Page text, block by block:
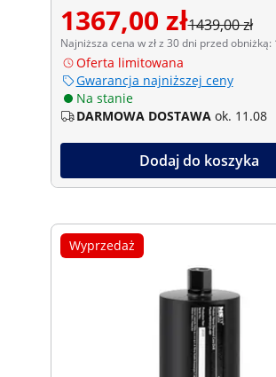
1367,00 zł1439,00 zł
Najniższa cena w zł z 30 dni przed obniżką:
Oferta limitowana
Gwarancja najniższej ceny
Na stanie
DARMOWA DOSTAWA ok. 11.08
Dodaj do koszyka
Wyprzedaż